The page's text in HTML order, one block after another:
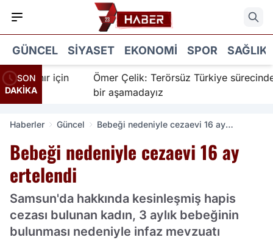
GÜNCEL SIYASET EKONOMI SPOR SAĞLIK
SON
DAKİKA
için
Ömer Çelik: Terörsüz Türkiye sürecinde
bir aşamadayız
Haberler Güncel
Bebeği nedeniyle cezaevi 16 ay
Bebeği nedeniyle cezaevi 16 ay
ertelendi
Samsun'da hakkında kesinleşmiş hapis
cezası bulunan kadın, 3 aylık bebeğinin
bulunması nedeniyle infaz mevzuatı